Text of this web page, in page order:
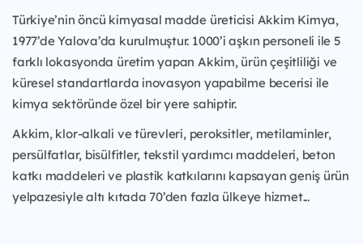
Türkiye’nin öncü kimyasal madde üreticisi Akkim Kimya,
1977’de Yalova’da kurulmuştur. 1000’i aşkın personeli ile 5
farklı lokasyonda üretim yapan Akkim, ürün çeşitliliği ve
küresel standartlarda inovasyon yapabilme becerisi ile
kimya sektöründe özel bir yere sahiptir.
Akkim, klor-alkali ve türevleri, peroksitler, metilaminler,
persülfatlar, bisülfitler, tekstil yardımcı maddeleri, beton
katkı maddeleri ve plastik katkılarını kapsayan geniş ürün
yelpazesiyle altı kıtada 70’den fazla ülkeye hizmet...